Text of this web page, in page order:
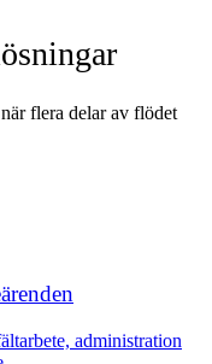
flera delar av flödet
administration